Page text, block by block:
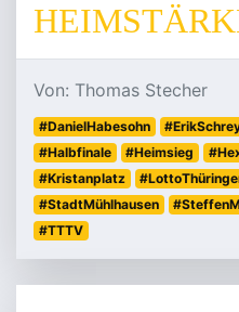
Von: Thomas Stecher
#DanielHabesohn
#Halbfinale
#Heimsieg
#Kristanplatz
#StadtMühlhausen
#TTTV